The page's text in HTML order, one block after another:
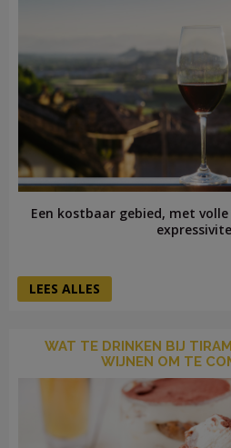
Een kostbaar gebied, met
LEES ALLES
WAT TE DRINKEN BIJ
WIJNEN OM TE